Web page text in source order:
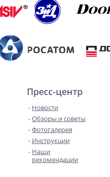
Пресс-центр
Новости
Обзоры и советы
Фотогалерея
Инструкции
Наши
рекомендации